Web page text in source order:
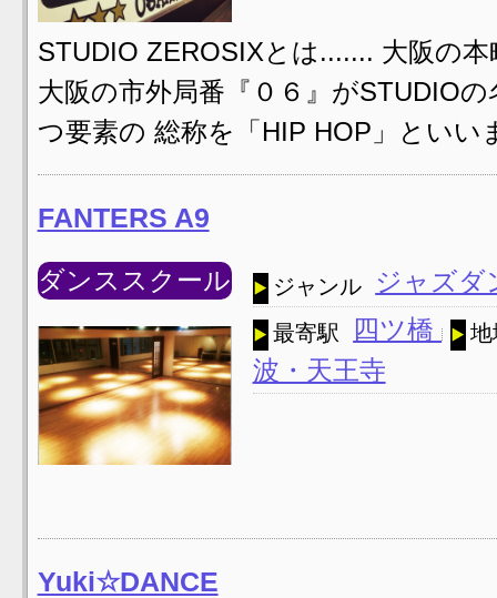
STUDIO ZEROSIXとは....... 大阪の
大阪の市外局番『０６』がSTUDIO
つ要素の 総称を「HIP HOP」とい
FANTERS A9
ダンススクール ジャンル ジャズ
最寄駅 四ツ橋
波・天王寺
Yuki☆DANCE